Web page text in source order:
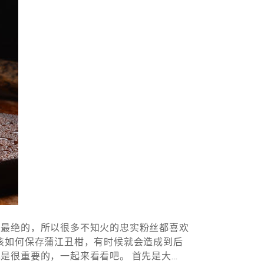
绝的，所以很多不知火的忠实粉丝都喜欢
何保存蒲江丑柑，有时候就会造成到后
很重要的，一起来看看吧。 首先是大…